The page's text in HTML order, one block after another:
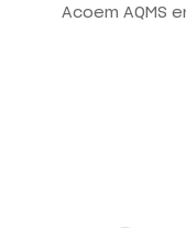
Acoem AQMS